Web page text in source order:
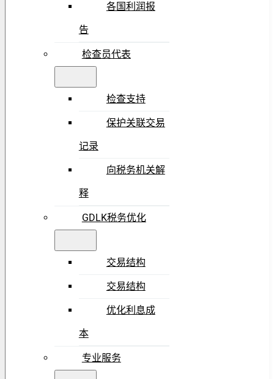
各国利润报
告
检查员代表
检查支持
保护关联交易
记录
向税务机关解
释
GDLK税务优化
交易结构
交易结构
优化利息成
本
专业服务